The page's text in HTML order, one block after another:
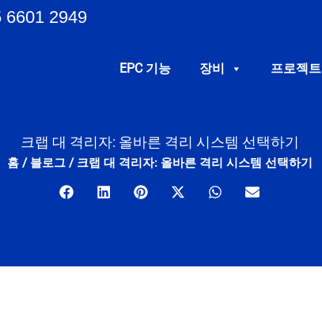
6601 2949
EPC 기능 장비 프로젝트
크랩 대 격리자: 올바른 격리 시스템 선택하기
홈 / 블로그 / 크랩 대 격리자: 올바른 격리 시스템 선택하기